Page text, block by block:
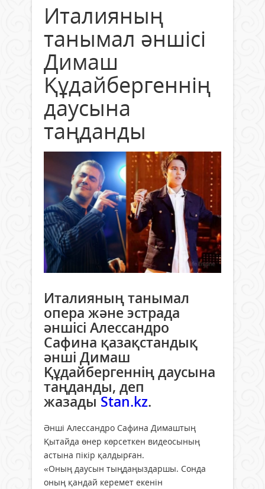
Италияның
танымал әншісі
Димаш
Құдайбергеннің
даусына
таңданды
Италияның танымал
опера және эстрада
әншісі Алессандро
Сафина қазақстандық
әнші Димаш
Құдайбергеннің даусына
таңданды, деп
жазады Stan.kz.
Әнші Алессандро Сафина Димаштың
Қытайда өнер көрсеткен видеосының
астына пікір қалдырған.
«Оның даусын тыңдаңыздаршы. Сонда
оның қандай керемет екенін